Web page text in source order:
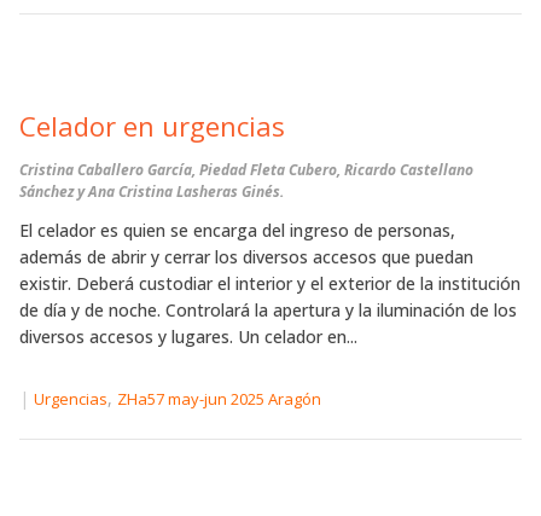
Celador en urgencias
Cristina Caballero García, Piedad Fleta Cubero, Ricardo Castellano
Sánchez y Ana Cristina Lasheras Ginés.
El celador es quien se encarga del ingreso de personas,
además de abrir y cerrar los diversos accesos que puedan
existir. Deberá custodiar el interior y el exterior de la institución
de día y de noche. Controlará la apertura y la iluminación de los
diversos accesos y lugares. Un celador en...
| Urgencias, ZHa57 may-jun 2025 Aragón